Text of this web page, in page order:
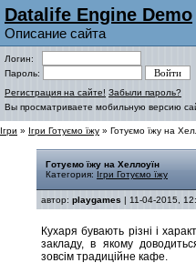
Datalife Engine Demo
Описание сайта
Логин:
Пароль:
Регистрация на сайте! Забыли пароль?
Вы просматриваете мобильную версию
Ігри » Ігри Готуємо їжу » Готуємо їжу на
Готуємо їжу на Хеллоуїн
Категория: Ігри Готуємо їжу
автор: playgames | 11-04-2015,
Кухаря бувають різні і
закладу, в якому
зовсім традиційне кафе.